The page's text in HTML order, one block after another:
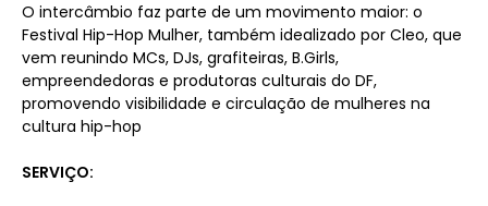
O intercâmbio faz parte de um movimento maior: o
Festival Hip-Hop Mulher, também idealizado por Cleo, que
vem reunindo MCs, DJs, grafiteiras, B.Girls,
empreendedoras e produtoras culturais do DF,
promovendo visibilidade e circulação de mulheres na
cultura hip-hop
SERVIÇO: